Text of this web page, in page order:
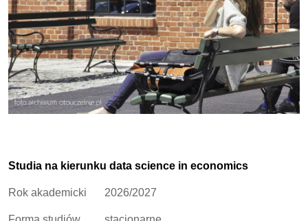
Studia na kierunku data science in economics
Rok akademicki 2026/2027